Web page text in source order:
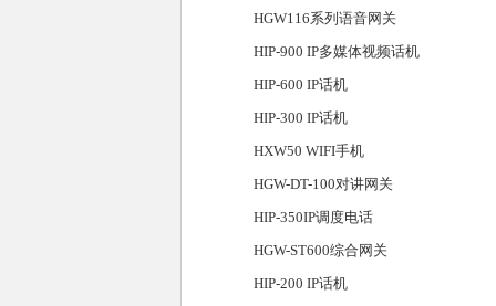
HGW116系列语音网关
HIP-900 IP多媒体视频话机
HIP-600 IP话机
HIP-300 IP话机
HXW50 WIFI手机
HGW-DT-100对讲网关
HIP-350IP调度电话
HGW-ST600综合网关
HIP-200 IP话机